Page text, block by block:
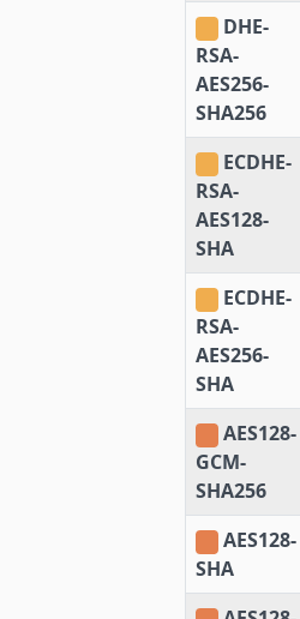
DHE-
RSA-
AES256-
SHA256
ECDHE-
RSA-
AES128-
SHA
ECDHE-
RSA-
AES256-
SHA
AES128-
GCM-
SHA256
AES128-
SHA